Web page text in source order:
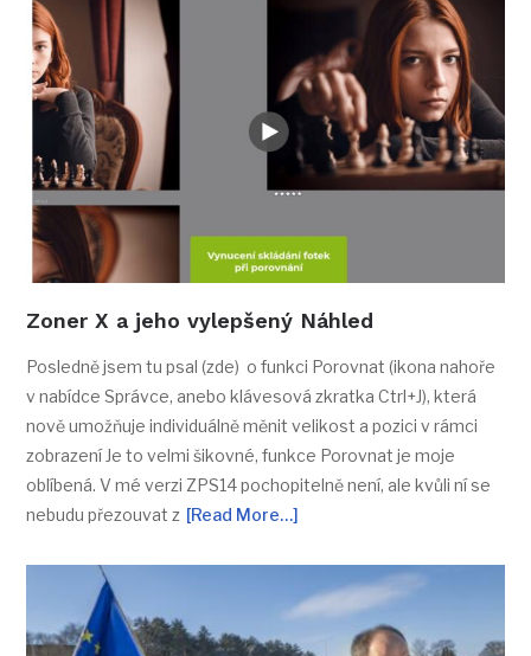
Zoner X a jeho vylepšený Náhled
Posledně jsem tu psal (zde) o funkci Porovnat (ikona nahoře
v nabídce Správce, anebo klávesová zkratka Ctrl+J), která
nově umožňuje individuálně měnit velikost a pozici v rámci
zobrazení Je to velmi šikovné, funkce Porovnat je moje
oblíbená. V mé verzi ZPS14 pochopitelně není, ale kvůli ní se
nebudu přezouvat z [Read More…]